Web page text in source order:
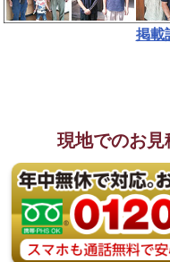
掲載
現地でのお